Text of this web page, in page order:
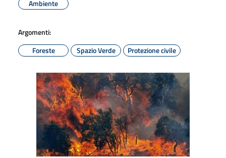
Ambiente
Argomenti:
Foreste
Spazio Verde Protezione civile